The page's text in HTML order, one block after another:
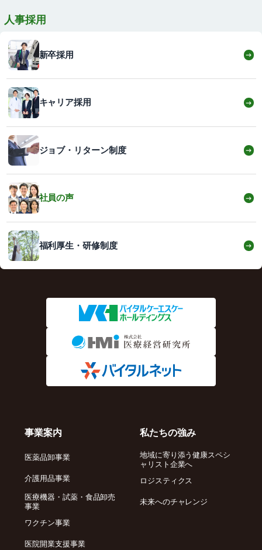
人事採用
新卒採用 →
キャリア採用 →
ジョブ・リターン制度 →
社員の声 →
福利厚生・研修制度 →
事業案内
医薬品卸事業
介護用品事業
医療機器・試薬・食品卸売
事業
ワクチン事業
医院開業支援事業
私たちの強み
地域に寄り添う健康スペシ
ャリスト企業へ
ロジスティクス
未来へのチャレンジ